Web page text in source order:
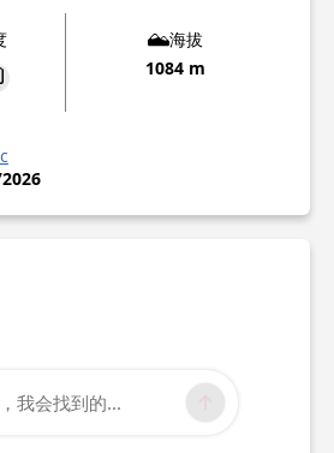
海拔
1084 m
我会找到的...